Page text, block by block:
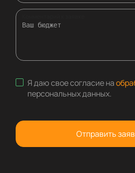
Я даю свое согласие на
персональных данных.
Отправить